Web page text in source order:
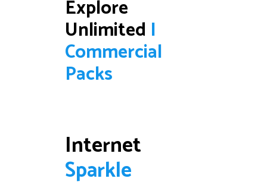
Explore
Unlimited I
Commercial
Packs
Internet
Sparkle